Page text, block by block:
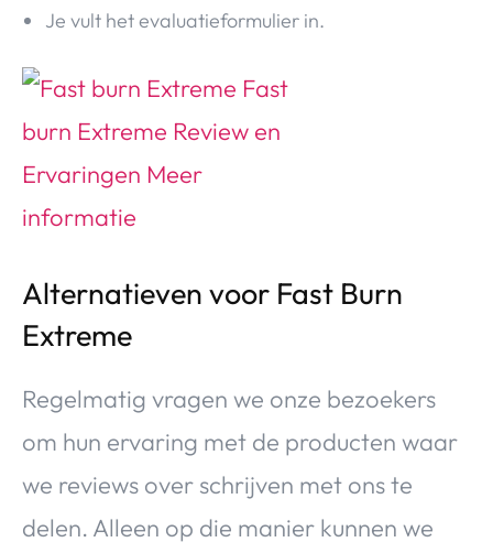
Je vult het evaluatieformulier in.
Alternatieven voor Fast Burn
Extreme
Regelmatig vragen we onze bezoekers
om hun ervaring met de producten waar
we reviews over schrijven met ons te
delen. Alleen op die manier kunnen we